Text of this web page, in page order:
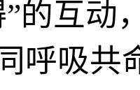
的互动
呼吸共